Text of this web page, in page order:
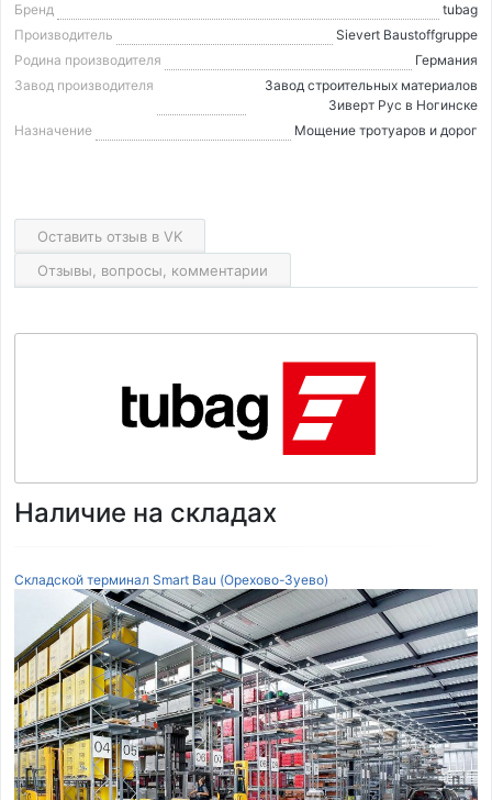
Бренд
tubag
Производитель
Sievert Baustoffgruppe
Родина производителя
Германия
Завод производителя
Завод строительных материалов
Зиверт Рус в Ногинске
Назначение
Мощение тротуаров и дорог
Оставить отзыв в VK
Отзывы, вопросы, комментарии
Наличие на складах
Складской терминал Smart Bau (Орехово-Зуево)